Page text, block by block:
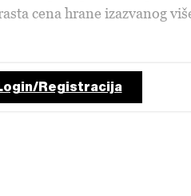
cena hrane izazvanog
Registracija